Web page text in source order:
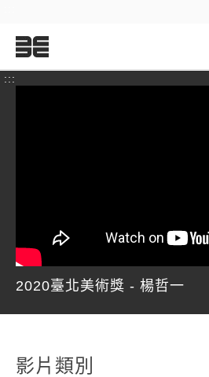
:::
2020臺北美術獎 - 楊哲一
影片類別